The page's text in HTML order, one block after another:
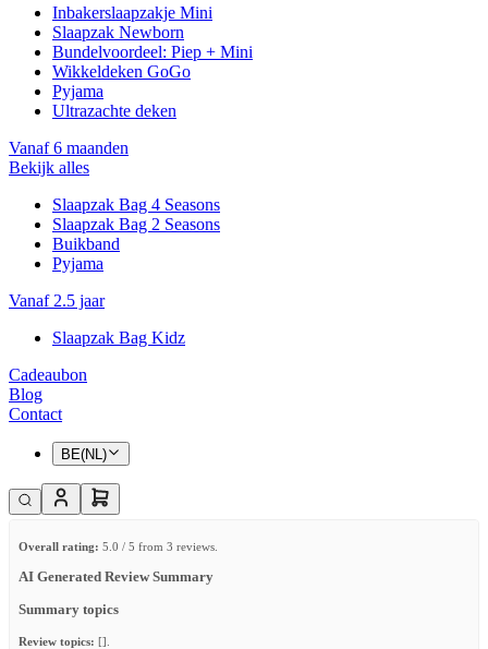
Inbakerslaapzakje Mini
Slaapzak Newborn
Bundelvoordeel: Piep + Mini
Wikkeldeken GoGo
Pyjama
Ultrazachte deken
Vanaf 6 maanden
Bekijk alles
Slaapzak Bag 4 Seasons
Slaapzak Bag 2 Seasons
Buikband
Pyjama
Vanaf 2.5 jaar
Slaapzak Bag Kidz
Cadeaubon
Blog
Contact
BE(NL)
Overall rating: 5.0 / 5 from 3 reviews.
AI Generated Review Summary
Summary topics
Review topics: [].